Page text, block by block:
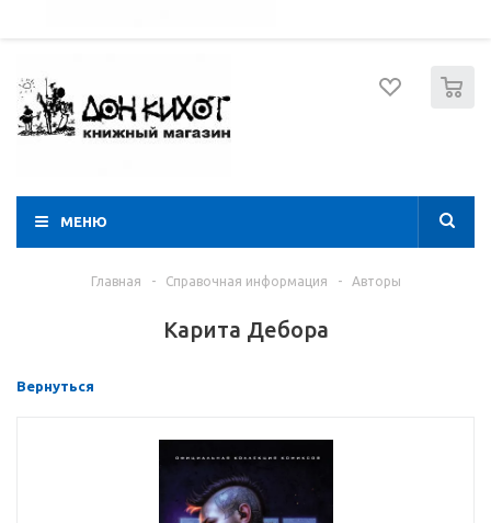
МЕНЮ
Главная - Справочная информация - Авторы
Карита Дебора
Вернуться